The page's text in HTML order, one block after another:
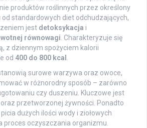
produktów roślinnych przez określony
od standardowych diet odchudzających,
jest detoksykacja i
równowagi . Charakteryzuje się
z dziennym spożyciem kalorii
od 400 do 800 kcal
surowe warzywa oraz owoce,
w różnorodny sposób – zarówno
czy duszeniu. Kluczowe jest
przetworzonej żywności. Ponadto
dużych ilości wody i ziołowych
proces oczyszczania organizmu.